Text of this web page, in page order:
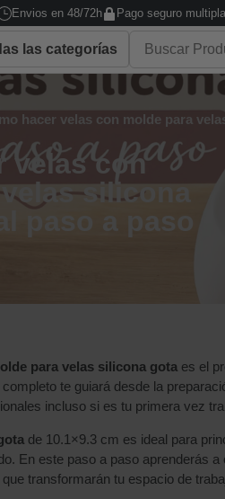
Envios en 48/72h Pago seguro
las categorías
hacer velas con molde para
velas con
silicona
paso a paso
para velas silicona gota es el
te guiará desde la
incluso si es tu primera vez
de 10.1×9.3 cm es ideal para
En este paso a paso aprenderás
transformarán tu espacio de